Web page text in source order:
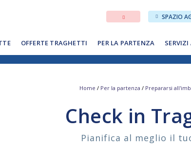
OFFERTE TRAGHETTI PER LA PARTENZA SERVIZI
SPAZIO
Home / Per la partenza / Prepararsi
Check in
Pianifica al meglio il